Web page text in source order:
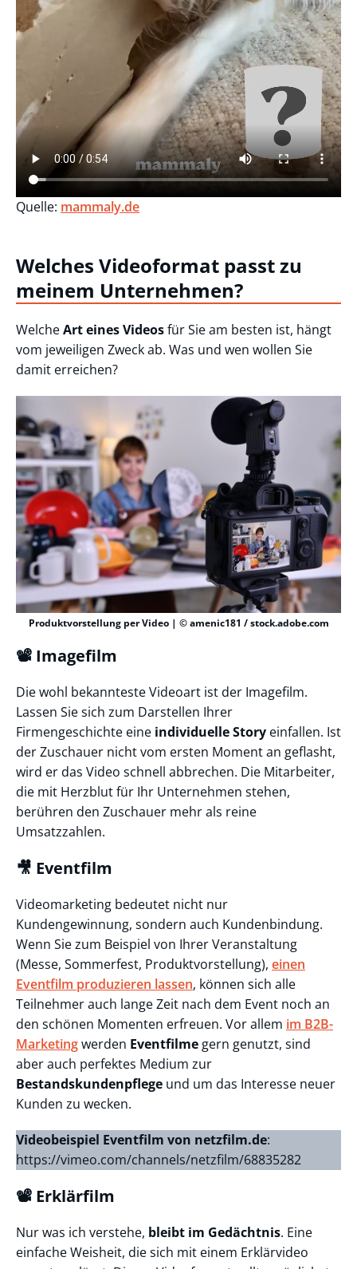
Quelle: mammaly.de
Welches Videoformat passt zu
meinem Unternehmen?
WelcheArt eines Videosfür Sie am besten ist, hängt
vom jeweiligen Zweck ab. Was und wen wollen Sie
damit erreichen?
Produktvorstellung per Video | © amenic181 / stock.adobe.com
📽️ Imagefilm
Die wohl bekannteste Videoart ist der Imagefilm.
Lassen Sie sich zum Darstellen Ihrer
Firmengeschichte eine individuelle Story einfallen. Ist
der Zuschauer nicht vom ersten Moment an geflasht,
wird er das Video schnell abbrechen. Die Mitarbeiter,
die mit Herzblut für Ihr Unternehmen stehen,
berühren den Zuschauer mehr als reine
Umsatzzahlen.
🎥 Eventfilm
Videomarketing bedeutet nicht nur
Kundengewinnung, sondern auch Kundenbindung.
Wenn Sie zum Beispiel von Ihrer Veranstaltung
(Messe, Sommerfest, Produktvorstellung), einen
Eventfilm produzieren lassen, können sich alle
Teilnehmer auch lange Zeit nach dem Event noch an
den schönen Momenten erfreuen. Vor allem im B2B-
Marketingwerden Eventfilme gern genutzt, sind
aber auch perfektes Medium zur
Bestandskundenpflege und um das Interesse neuer
Kunden zu wecken.
Videobeispiel Eventfilm von netzfilm.de:
https://vimeo.com/channels/netzfilm/68835282
📽️ Erklärfilm
Nur was ich verstehe, bleibt im Gedächtnis. Eine
einfache Weisheit, die sich mit einem Erklärvideo